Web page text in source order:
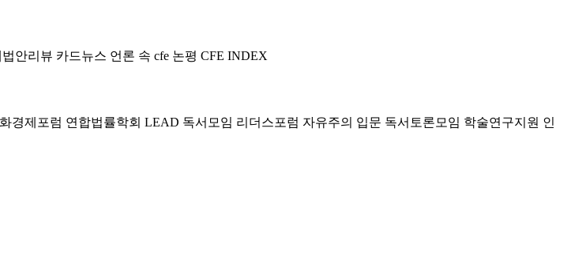
법안리뷰 카드뉴스 언론 속 cfe 논평 CFE INDEX
경제포럼 연합법률학회 LEAD 독서모임 리더스포럼 자유주의 입문 독서토론모임 학술연구지원 인